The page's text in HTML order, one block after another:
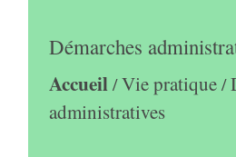
Démarches
Accueil/Vie pratique/
administratives